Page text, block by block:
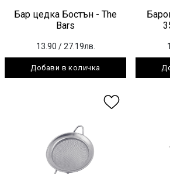
Бар цедка Бостън - The
Bars
13.90 / 27.19лв.
Добави в количка